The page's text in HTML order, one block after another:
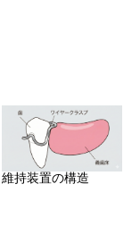
維持装置の構造